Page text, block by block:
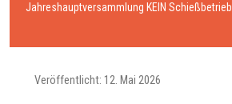
Jahreshauptversammlung KEIN Schießbetrieb
Veröffentlicht: 12. Mai 2026